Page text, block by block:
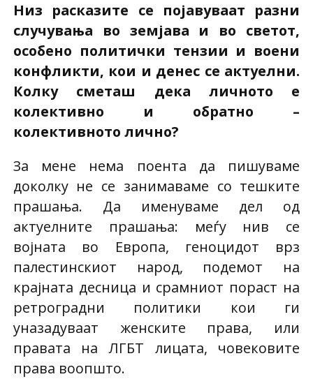
Низ расказите се појавуваат разни
случувања во земјава и во светот,
особено политички тензии и воени
конфликти, кои и денес се актуелни.
Колку сметаш дека личното е
колективно и обратно –
колективното лично?
За мене нема поента да пишуваме
доколку не се занимаваме со тешките
прашања. Да именуваме дел од
актуелните прашања: меѓу нив се
војната во Европа, геноцидот врз
палестинскиот народ, подемот на
крајната десница и срамниот пораст на
ретроградни политики кои ги
уназадуваат женските права, или
правата на ЛГБТ лицата, човековите
права воопшто.